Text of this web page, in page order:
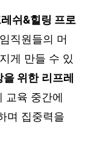
쉬&힐링 프로
직원들의 머
게 만들 수 있
을 위한 리프레
교육 중간에
며 집중력을